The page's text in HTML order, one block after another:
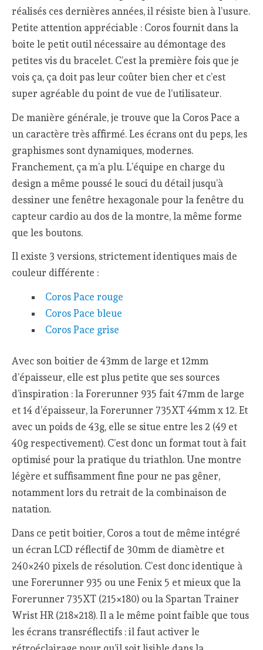
réalisés ces dernières années, il résiste bien à l’usure.
Petite attention appréciable : Coros fournit dans la
boite le petit outil nécessaire au démontage des
petites vis du bracelet. C’est la première fois que je
vois ça, ça doit pas leur coûter bien cher et c’est
super agréable du point de vue de l’utilisateur.
De manière générale, je trouve que la Coros Pace a
un caractère très affirmé. Les écrans ont du peps, les
graphismes sont dynamiques, modernes.
Franchement, ça m’a plu. L’équipe en charge du
design a même poussé le souci du détail jusqu’à
dessiner une fenêtre hexagonale pour la fenêtre du
capteur cardio au dos de la montre, la même forme
que les boutons.
Il existe 3 versions, strictement identiques mais de
couleur différente :
Coros Pace rouge
Coros Pace bleue
Coros Pace grise
Avec son boitier de 43mm de large et 12mm
d’épaisseur, elle est plus petite que ses sources
d’inspiration : la Forerunner 935 fait 47mm de large
et 14 d’épaisseur, la Forerunner 735XT 44mm x 12. Et
avec un poids de 43g, elle se situe entre les 2 (49 et
40g respectivement). C’est donc un format tout à fait
optimisé pour la pratique du triathlon. Une montre
légère et suffisamment fine pour ne pas gêner,
notamment lors du retrait de la combinaison de
natation.
Dans ce petit boitier, Coros a tout de même intégré
un écran LCD réflectif de 30mm de diamètre et
240×240 pixels de résolution. C’est donc identique à
une Forerunner 935 ou une Fenix 5 et mieux que la
Forerunner 735XT (215×180) ou la Spartan Trainer
Wrist HR (218×218). Il a le même point faible que tous
les écrans transréflectifs : il faut activer le